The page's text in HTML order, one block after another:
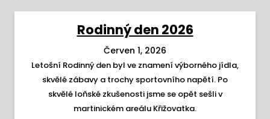
Rodinný den 2026
Červen 1, 2026
Letošní Rodinný den byl ve znamení výborného jídla,
skvělé zábavy a trochy sportovního napětí. Po
skvělé loňské zkušenosti jsme se opět sešli v
martinickém areálu Křižovatka.